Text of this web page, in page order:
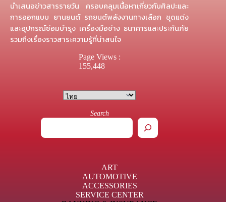
นำเสนอข่าวสารรายวัน ครอบคลุมเนื้อหาเกี่ยวกับศิลปะและ
การออกแบบ ยานยนต์ รถยนต์พลังงานทางเลือก ชุดแต่ง
และอุปกรณ์ซ่อมบำรุง เครื่องมือช่าง ธนาคารและประกันภัย
รวมถึงเรื่องราวสาระความรู้ที่น่าสนใจ
Page Views :
155,448
Search
ART
AUTOMOTIVE
ACCESSORIES
SERVICE CENTER